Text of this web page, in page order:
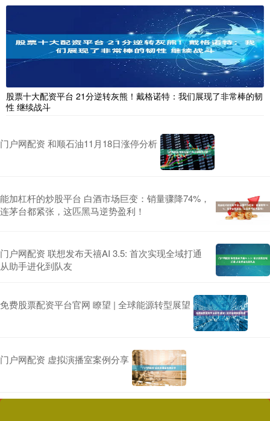
股票十大配资平台 21分逆转灰熊！戴格诺特：我们展现了非常棒的韧
性 继续战斗
门户网配资 和顺石油11月18日涨停分析
能加杠杆的炒股平台 白酒市场巨变：销量骤降74%，
连茅台都紧张，这匹黑马逆势盈利！
门户网配资 联想发布天禧AI 3.5: 首次实现全域打通
从助手进化到队友
免费股票配资平台官网 瞭望 | 全球能源转型展望
门户网配资 虚拟演播室案例分享